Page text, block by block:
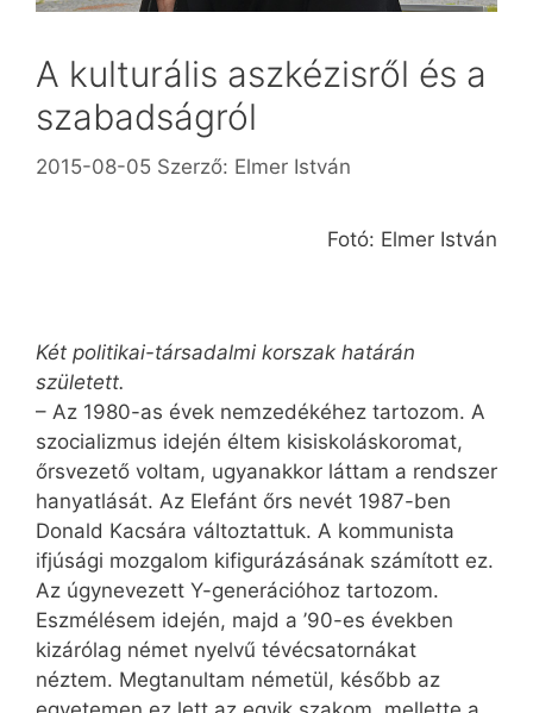
A kulturális aszkézisről és a
szabadságról
2015-08-05 Szerző: Elmer István
Fotó: Elmer István
Két politikai-társadalmi korszak határán
született.
– Az 1980-as évek nemzedékéhez tartozom. A
szocializmus idején éltem kisiskoláskoromat,
őrsvezető voltam, ugyanakkor láttam a rendszer
hanyatlását. Az Elefánt őrs nevét 1987-ben
Donald Kacsára változtattuk. A kommunista
ifjúsági mozgalom kifigurázásának számított ez.
Az úgynevezett Y-generációhoz tartozom.
Eszmélésem idején, majd a ’90-es években
kizárólag német nyelvű tévécsatornákat
néztem. Megtanultam németül, később az